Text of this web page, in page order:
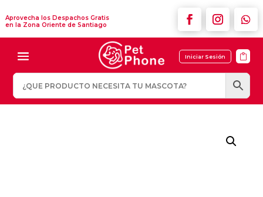
Aprovecha los Despachos Gratis
en la Zona Oriente de Santiago
Iniciar Sesión 